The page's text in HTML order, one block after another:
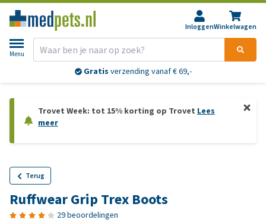
InloggenWinkelwagen
Menu
Gratis verzending vanaf € 69,-
Trovet Week: tot 15% korting op Trovet Lees
meer
Terug
Ruffwear Grip Trex Boots
29 beoordelingen